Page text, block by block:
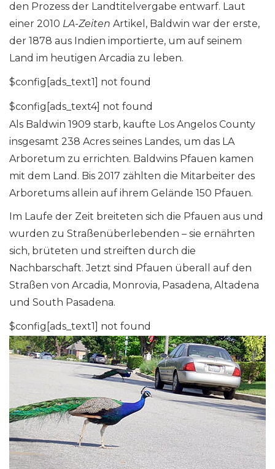
den Prozess der Landtitelvergabe entwarf. Laut
einer 2010 LA-Zeiten Artikel, Baldwin war der erste,
der 1878 aus Indien importierte, um auf seinem
Land im heutigen Arcadia zu leben.
$config[ads_text1] not found
$config[ads_text4] not found
Als Baldwin 1909 starb, kaufte Los Angelos County
insgesamt 238 Acres seines Landes, um das LA
Arboretum zu errichten. Baldwins Pfauen kamen
mit dem Land. Bis 2017 zählten die Mitarbeiter des
Arboretums allein auf ihrem Gelände 150 Pfauen.
Im Laufe der Zeit breiteten sich die Pfauen aus und
wurden zu Straßenüberlebenden – sie ernährten
sich, brüteten und streiften durch die
Nachbarschaft. Jetzt sind Pfauen überall auf den
Straßen von Arcadia, Monrovia, Pasadena, Altadena
und South Pasadena.
$config[ads_text1] not found